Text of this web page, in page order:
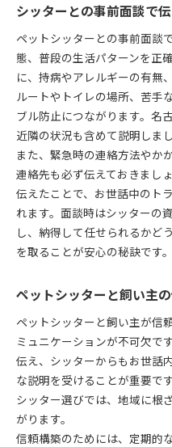
シッターとの事前面談で
ペットシッターとの事前面談
態、普段の生活パターンを正
に、持病やアレルギーの有無
ルートやトイレの場所、苦手
ブル防止につながります。名
近隣の状況も含めて説明しまし
また、緊急時の連絡方法やか
連絡先も必ず伝えておきまし
伝えたことで、お世話中のト
れます。面談時はシッターの
し、納得して任せられるかど
を取ることが安心の秘訣です。
ペットシッターと飼い主
ペットシッターと飼い主が信
ミュニケーションが不可欠で
伝え、シッターからもお世話
な説明を受けることが重要で
シッター選びでは、地域に根
がります。
信頼構築のためには、定期的